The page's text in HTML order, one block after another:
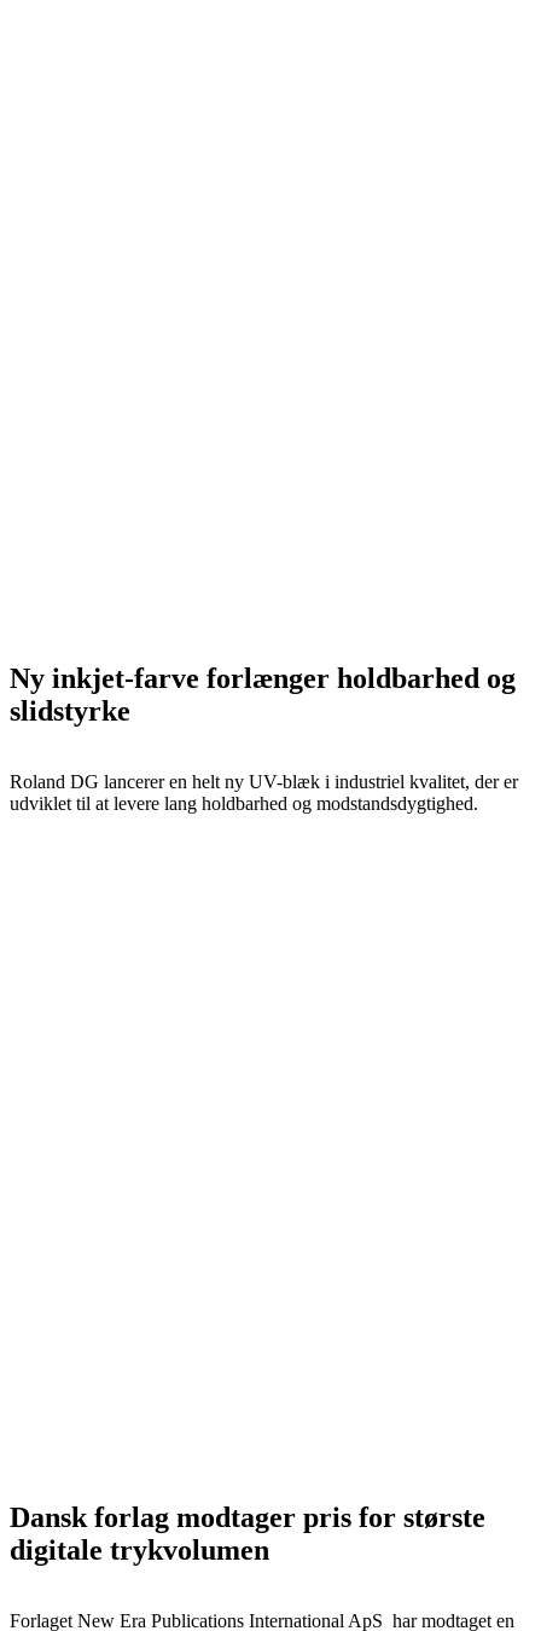
Ny inkjet-farve forlænger holdbarhed og
slidstyrke
Roland DG lancerer en helt ny UV-blæk i industriel kvalitet, der er
udviklet til at levere lang holdbarhed og modstandsdygtighed.
Dansk forlag modtager pris for største
digitale trykvolumen
Forlaget New Era Publications International ApS har modtaget en